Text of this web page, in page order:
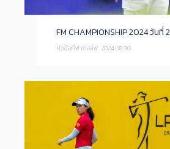
FM CHAMPIONSHIP 2024 วันที่ 2
หัวข้อกีฬากอล์ฟ 2024.08.30